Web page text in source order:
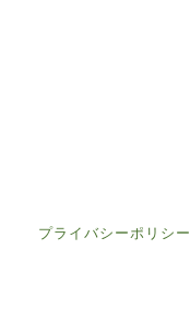
プライバシーポリシー